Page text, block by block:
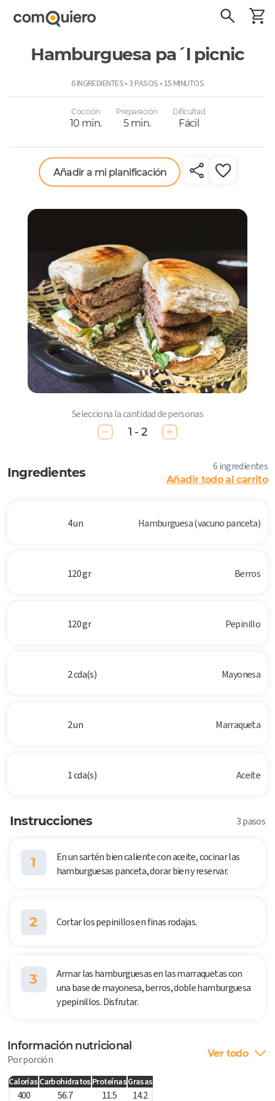
Hamburguesa pa´l picnic
6 INGREDIENTES • 3 PASOS • 15 MINUTOS
Cocción
10 min.
Preparación
5 min.
Dificultad
Fácil
Añadir a mi planificación
Selecciona la cantidad de personas
1 - 2
Ingredientes 6 ingredientes
Añadir todo al carrito
4 un Hamburguesa (vacuno panceta)
120 gr Berros
120 gr Pepinillo
2 cda(s) Mayonesa
2 un Marraqueta
1 cda(s) Aceite
Instrucciones 3 pasos
1
En un sartén bien caliente con aceite, cocinar las
hamburguesas panceta, dorar bien y reservar.
2 Cortar los pepinillos en finas rodajas.
3
Armar las hamburguesas en las marraquetas con
una base de mayonesa, berros, doble hamburguesa
y pepinillos. Disfrutar.
Información nutricional
Por porción Ver todo
Calorías Carbohidratos ProteínasGrasas
400 56.7 11.5 14.2